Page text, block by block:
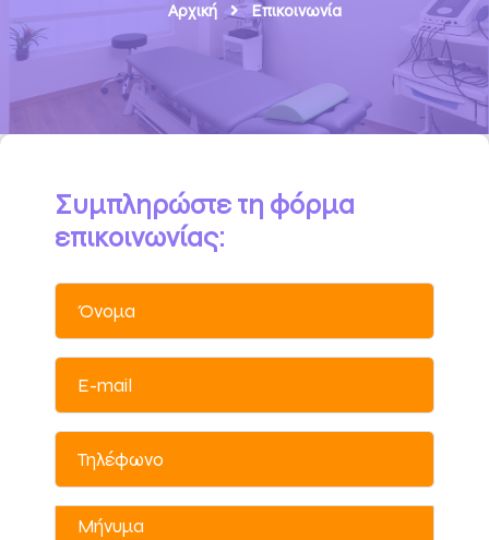
Αρχική Επικοινωνία
Συμπληρώστε τη φόρμα
επικοινωνίας: